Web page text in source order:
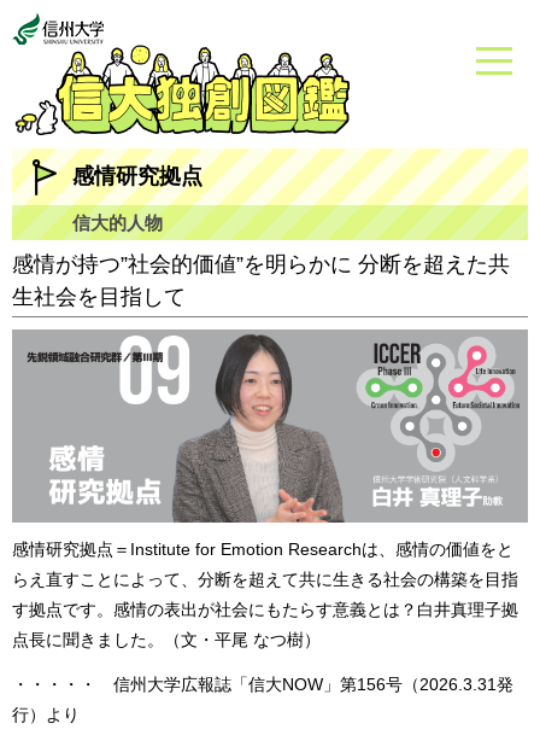
感情研究拠点
信大的人物
感情が持つ”社会的価値”を明らかに 分断を超えた共
生社会を目指して
感情研究拠点＝Institute for Emotion Researchは、感情の価値をと
らえ直すことによって、分断を超えて共に生きる社会の構築を目指
す拠点です。感情の表出が社会にもたらす意義とは？白井真理子拠
点長に聞きました。（文・平尾 なつ樹）
・・・・・ 信州大学広報誌「信大NOW」第156号（2026.3.31発
行）より